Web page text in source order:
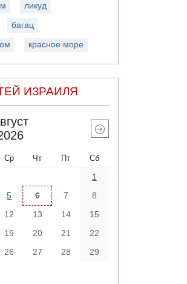
ликуд
багац
красное море
ИЗРАИЛЯ
Ср Чт Пт Сб
1
5 6 7
8
12 13 14
15
19 20 21
22
26 27 28
29